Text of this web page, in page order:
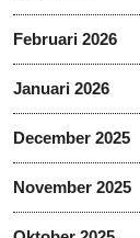
Februari 2026
Januari 2026
December 2025
November 2025